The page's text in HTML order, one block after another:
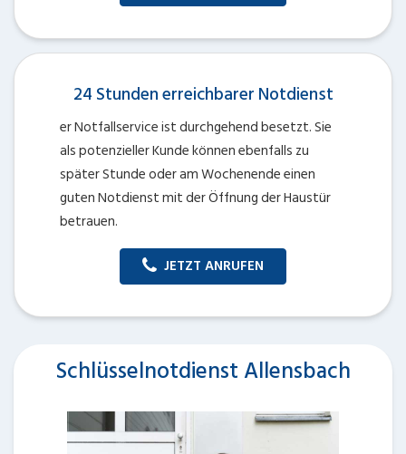
24 Stunden erreichbarer Notdienst
er Notfallservice ist durchgehend besetzt. Sie
als potenzieller Kunde können ebenfalls zu
später Stunde oder am Wochenende einen
guten Notdienst mit der Öffnung der Haustür
betrauen.
JETZT ANRUFEN
Schlüsselnotdienst Allensbach